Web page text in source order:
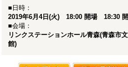
■日時：
2019年6月4日(火) 18:00 開場 18:30
■会場：
リンクステーションホール青森(青森市
館)